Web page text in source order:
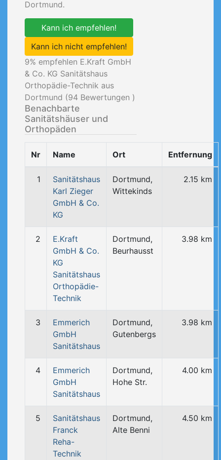
Dortmund.
Kann ich empfehlen!
Kann ich nicht empfehlen!
9% empfehlen E.Kraft GmbH
& Co. KG Sanitätshaus
Orthopädie-Technik aus
Dortmund (94 Bewertungen )
Benachbarte
Sanitätshäuser und
Orthopäden
Nr Name Ort Entfernung
1
Sanitätshaus
Karl Zieger
GmbH & Co.
KG
Dortmund,
Wittekinds
2.15 km
2
E.Kraft
GmbH & Co.
KG
Sanitätshaus
Orthopädie-
Technik
Dortmund,
Beurhausst
3.98 km
3
Emmerich
GmbH
Sanitätshaus
Dortmund,
Gutenbergs
3.98 km
4
Emmerich
GmbH
Sanitätshaus
Dortmund,
Hohe Str.
4.00 km
5
Sanitätshaus
Franck
Reha-
Technik
Dortmund,
Alte Benni
4.50 km